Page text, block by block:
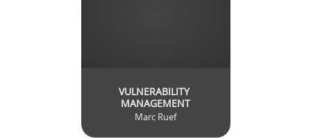
VULNERABILITY
MANAGEMENT
Marc Ruef